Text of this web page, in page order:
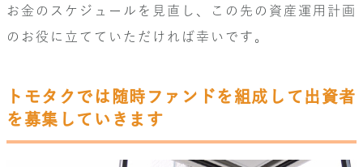
お金のスケジュールを見直し、この先の資産運用計画
のお役に立てていただければ幸いです。
トモタクでは随時ファンドを組成して出資者
を募集していきます